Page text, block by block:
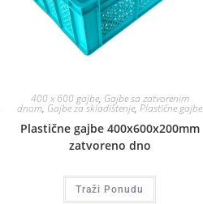
400 x 600 gajbe, Gajbe sa zatvorenim
dnom, Gajbe za skladištenje, Plastične gajbe
Plastične gajbe 400x600x200mm
zatvoreno dno
Traži Ponudu